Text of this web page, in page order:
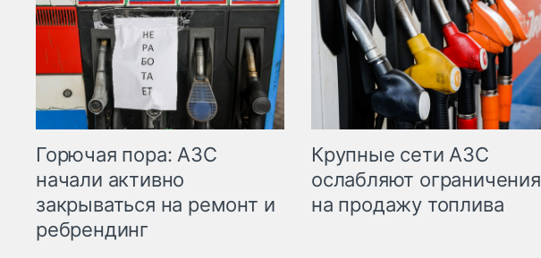
Горючая пора: АЗС
начали активно
закрываться на ремонт и
ребрендинг
Крупные сети АЗС
ослабляют ограничения
на продажу топлива